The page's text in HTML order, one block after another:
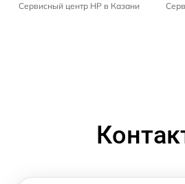
Сервисный центр HP в Казани